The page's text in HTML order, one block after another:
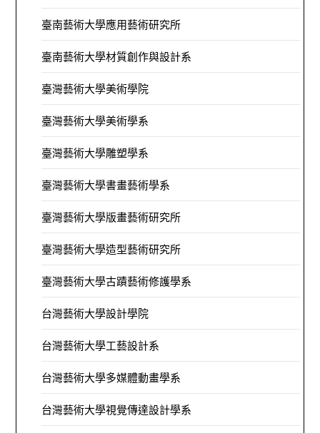
臺南藝術大學應用藝術研究所
臺南藝術大學材質創作與設計系
臺灣藝術大學美術學院
臺灣藝術大學美術學系
臺灣藝術大學雕塑學系
臺灣藝術大學書畫藝術學系
臺灣藝術大學版畫藝術研究所
臺灣藝術大學造型藝術研究所
臺灣藝術大學古蹟藝術修護學系
台灣藝術大學設計學院
台灣藝術大學工藝設計系
台灣藝術大學多媒體動畫學系
台灣藝術大學視覺傳達設計學系